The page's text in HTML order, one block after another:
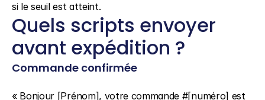
si le seuil est atteint.
Quels scripts envoyer
avant expédition ?
Commande confirmée
« Bonjour [Prénom], votre commande #[numéro] est